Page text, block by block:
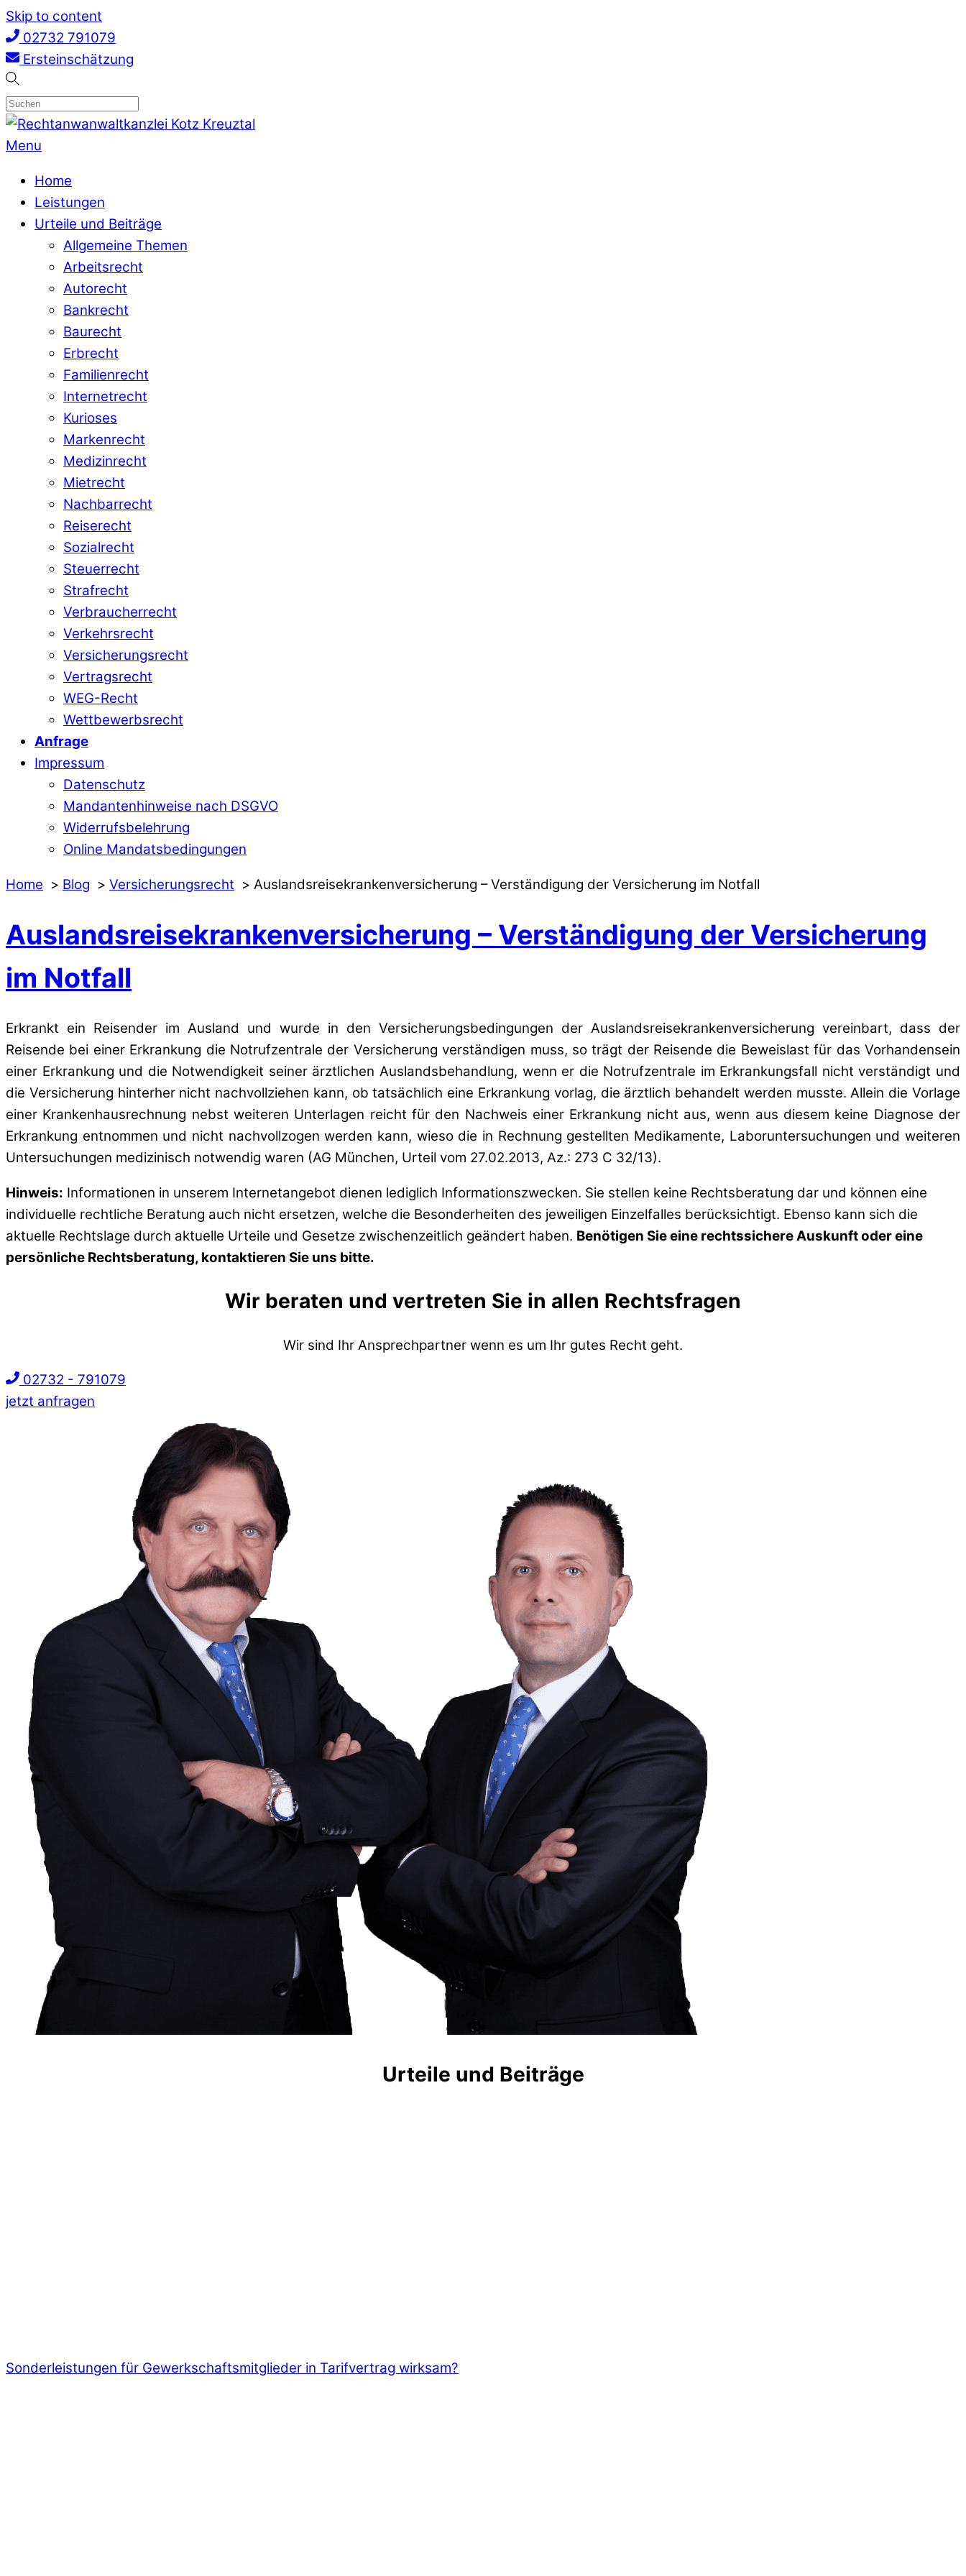
Skip to content
02732 791079
Ersteinschätzung
Menu
Home
Leistungen
Urteile und Beiträge
Allgemeine Themen
Arbeitsrecht
Autorecht
Bankrecht
Baurecht
Erbrecht
Familienrecht
Internetrecht
Kurioses
Markenrecht
Medizinrecht
Mietrecht
Nachbarrecht
Reiserecht
Sozialrecht
Steuerrecht
Strafrecht
Verbraucherrecht
Verkehrsrecht
Versicherungsrecht
Vertragsrecht
WEG-Recht
Wettbewerbsrecht
Anfrage
Impressum
Datenschutz
Mandantenhinweise nach DSGVO
Widerrufsbelehrung
Online Mandatsbedingungen
Home Blog Versicherungsrecht Auslandsreisekrankenversicherung – Verständigung der Versicherung im Notfall
Auslandsreisekrankenversicherung – Verständigung der Versicherung
im Notfall
Erkrankt ein Reisender im Ausland und wurde in den Versicherungsbedingungen der Auslandsreisekrankenversicherung vereinbart, dass der
Reisende bei einer Erkrankung die Notrufzentrale der Versicherung verständigen muss, so trägt der Reisende die Beweislast für das Vorhandensein
einer Erkrankung und die Notwendigkeit seiner ärztlichen Auslandsbehandlung, wenn er die Notrufzentrale im Erkrankungsfall nicht verständigt und
die Versicherung hinterher nicht nachvollziehen kann, ob tatsächlich eine Erkrankung vorlag, die ärztlich behandelt werden musste. Allein die Vorlage
einer Krankenhausrechnung nebst weiteren Unterlagen reicht für den Nachweis einer Erkrankung nicht aus, wenn aus diesem keine Diagnose der
Erkrankung entnommen und nicht nachvollzogen werden kann, wieso die in Rechnung gestellten Medikamente, Laboruntersuchungen und weiteren
Untersuchungen medizinisch notwendig waren (AG München, Urteil vom 27.02.2013, Az.: 273 C 32/13).
Hinweis: Informationen in unserem Internetangebot dienen lediglich Informationszwecken. Sie stellen keine Rechtsberatung dar und können eine
individuelle rechtliche Beratung auch nicht ersetzen, welche die Besonderheiten des jeweiligen Einzelfalles berücksichtigt. Ebenso kann sich die
aktuelle Rechtslage durch aktuelle Urteile und Gesetze zwischenzeitlich geändert haben. Benötigen Sie eine rechtssichere Auskunft oder eine
persönliche Rechtsberatung, kontaktieren Sie uns bitte.
Wir beraten und vertreten Sie in allen Rechtsfragen
Wir sind Ihr Ansprechpartner wenn es um Ihr gutes Recht geht.
02732 - 791079
jetzt anfragen
Urteile und Beiträge
Sonderleistungen für Gewerkschaftsmitglieder in Tarifvertrag wirksam?